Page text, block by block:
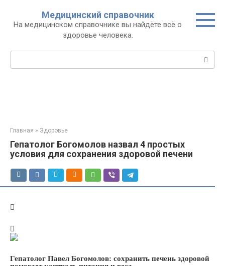
контенту
Медицинский справочник
На медицинском справочнике вы найдёте всё о
здоровье человека.
Главная » Здоровье
Гепатолог Богомолов назвал 4 простых
условия для сохранения здоровой печени
Гепатолог Павел Богомолов: сохранить печень здоровой